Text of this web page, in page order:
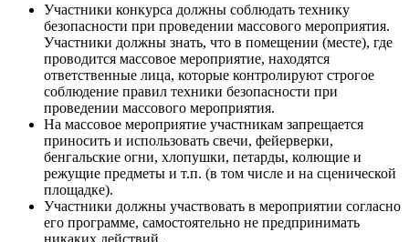
Участники конкурса должны соблюдать технику
безопасности при проведении массового мероприятия.
Участники должны знать, что в помещении (месте), где
проводится массовое мероприятие, находятся
ответственные лица, которые контролируют строгое
соблюдение правил техники безопасности при
проведении массового мероприятия.
На массовое мероприятие участникам запрещается
приносить и использовать свечи, фейерверки,
бенгальские огни, хлопушки, петарды, колющие и
режущие предметы и т.п. (в том числе и на сценической
площадке).
Участники должны участвовать в мероприятии согласно
его программе, самостоятельно не предпринимать
никаких действий.